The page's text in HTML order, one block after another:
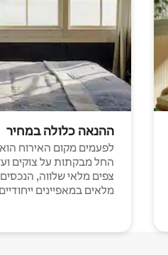
ההנאה כלולה במחיר
לפעמים מקום האירוח
החל מבקתות על צוקים
צפים מלאי שלווה,
מלאים במאפיינים